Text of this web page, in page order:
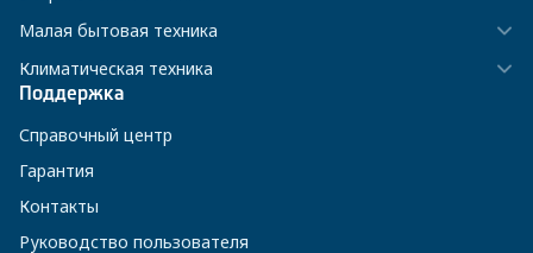
Малая бытовая техника
Климатическая техника
Поддержка
Справочный центр
Гарантия
Контакты
Руководство пользователя